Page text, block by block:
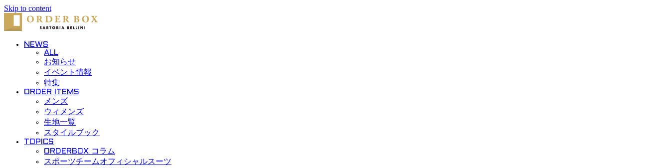
Skip to content
NEWS
ALL
お知らせ
イベント情報
特集
ORDER ITEMS
メンズ
ウィメンズ
生地一覧
スタイルブック
TOPICS
ORDERBOX コラム
スポーツチームオフィシャルスーツ